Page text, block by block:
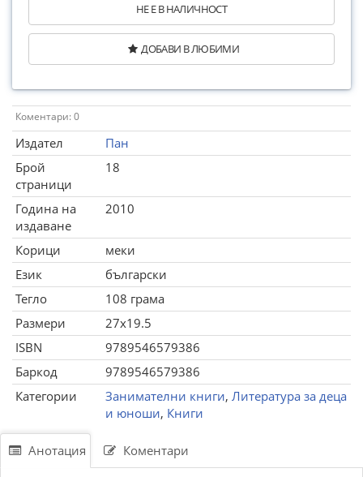
НЕ Е В НАЛИЧНОСТ
ДОБАВИ В ЛЮБИМИ
Коментари: 0
Издател
Пан
Брой
страници
18
Година на
издаване
2010
Корици
меки
Език
български
Тегло
108 грама
Размери
27x19.5
ISBN
9789546579386
Баркод
9789546579386
Категории
Занимателни книги, Литература за деца
и юноши, Книги
Анотация Коментари